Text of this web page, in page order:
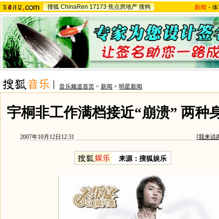
搜狐 ChinaRen 17173 焦点房地产 搜狗 新闻 -
音乐频道首页 > 新闻 > 明星新闻
宇桐非工作满档接近“崩溃” 两种
2007年10月12日12:31 [我来说
来源：搜狐娱乐